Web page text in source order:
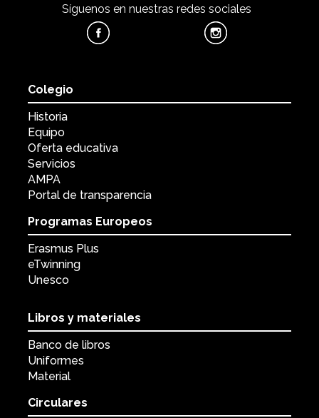
Síguenos en nuestras redes sociales
Colegio
Historia
Equipo
Oferta educativa
Servicios
AMPA
Portal de transparencia
Programas Europeos
Erasmus Plus
eTwinning
Unesco
Libros y materiales
Banco de libros
Uniformes
Material
Circulares